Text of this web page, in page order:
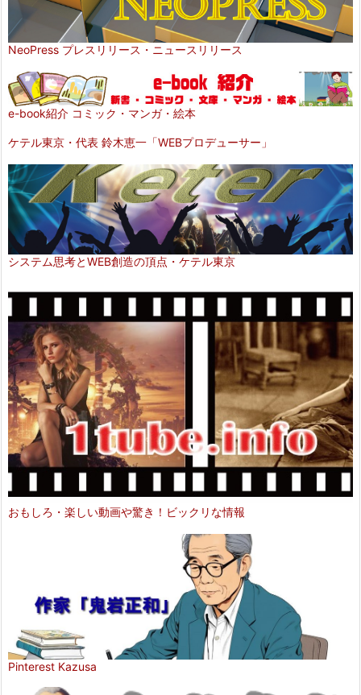
NeoPress プレスリリース・ニュースリリース
e-book紹介 コミック・マンガ・絵本
ケテル東京・代表 鈴木恵一「WEBプロデューサー」
システム思考とWEB創造の頂点・ケテル東京
おもしろ・楽しい動画や驚き！ビックリな情報
Pinterest Kazusa